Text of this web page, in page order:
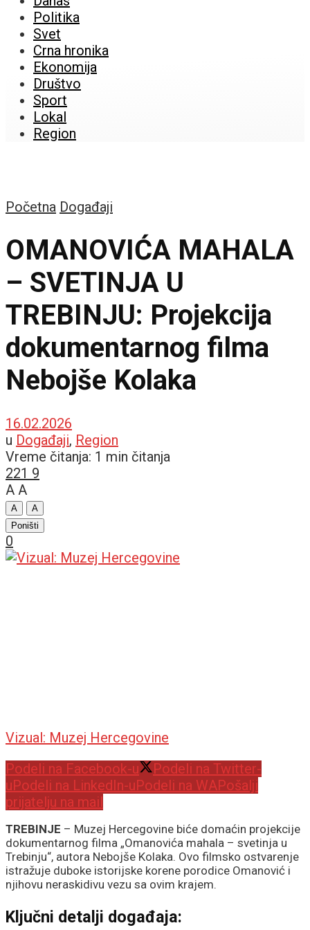
Politika
Svet
Crna hronika
Ekonomija
Društvo
Sport
Lokal
Region
Početna Događaji
OMANOVIĆA MAHALA
– SVETINJA U
TREBINJU: Projekcija
dokumentarnog filma
Nebojše Kolaka
16.02.2026
u Događaji, Region
Vreme čitanja: 1 min čitanja
221 9
A A
A
A
Poništi
0
Vizual: Muzej Hercegovine
Podeli na Facebook-u
Podeli na Twitter-
uPodeli na LinkedIn-uPodeli na WAPošalji
prijatelju na mail
TREBINJE – Muzej Hercegovine biće domaćin projekcije
dokumentarnog filma „Omanovića mahala – svetinja u
Trebinju“, autora Nebojše Kolaka. Ovo filmsko ostvarenje
istražuje duboke istorijske korene porodice Omanović i
njihovu neraskidivu vezu sa ovim krajem.
Ključni detalji događaja: